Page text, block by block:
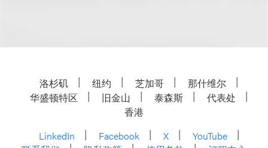
洛杉矶 纽约 芝加哥
那什维尔
华盛顿特区
旧金山 泰森斯
代表处
香港
LinkedIn
Facebook X
YouTube